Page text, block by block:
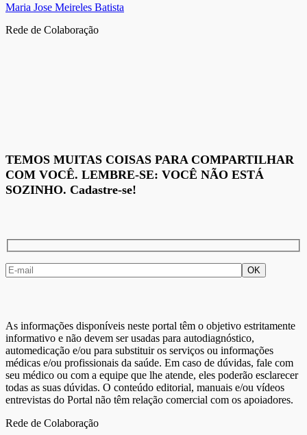
Maria Jose Meireles Batista
Rede de Colaboração
TEMOS MUITAS COISAS PARA COMPARTILHAR
COM VOCÊ. LEMBRE-SE: VOCÊ NÃO ESTÁ
SOZINHO. Cadastre-se!
As informações disponíveis neste portal têm o objetivo estritamente
informativo e não devem ser usadas para autodiagnóstico,
automedicação e/ou para substituir os serviços ou informações
médicas e/ou profissionais da saúde. Em caso de dúvidas, fale com
seu médico ou com a equipe que lhe atende, eles poderão esclarecer
todas as suas dúvidas. O conteúdo editorial, manuais e/ou vídeos
entrevistas do Portal não têm relação comercial com os apoiadores.
Rede de Colaboração